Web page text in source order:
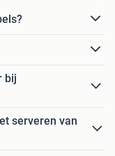
bij
serveren van